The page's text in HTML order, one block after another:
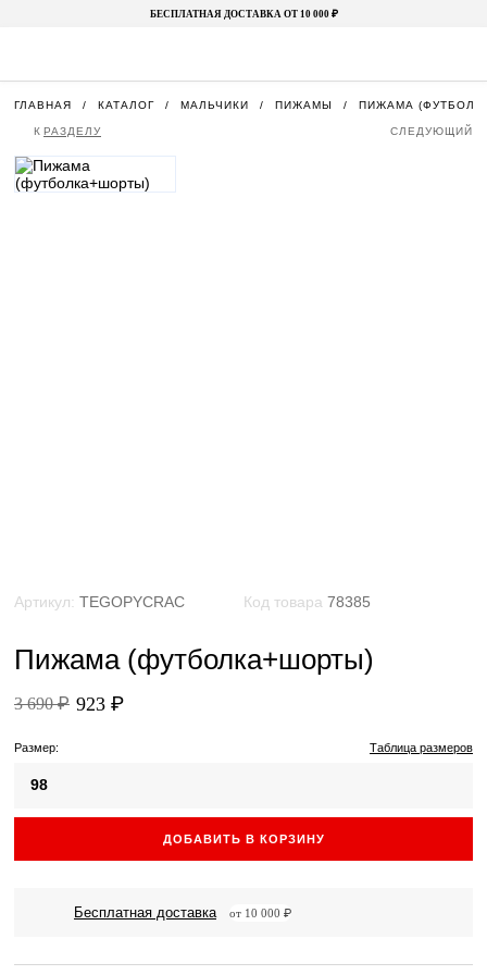
БЕСПЛАТНАЯ ДОСТАВКА ОТ 10 000 ₽
ГЛАВНАЯ КАТАЛОГ МАЛЬЧИКИ ПИЖАМЫ ПИЖАМА
К РАЗДЕЛУ СЛЕДУЮЩИЙ
Артикул: TEGOPYCRAC Код товара 78385
Пижама (футболка+шорты)
3 690 ₽ 923 ₽
Размер: Таблица размеров
98
ДОБАВИТЬ В КОРЗИНУ
Бесплатная доставка от 10 000 ₽